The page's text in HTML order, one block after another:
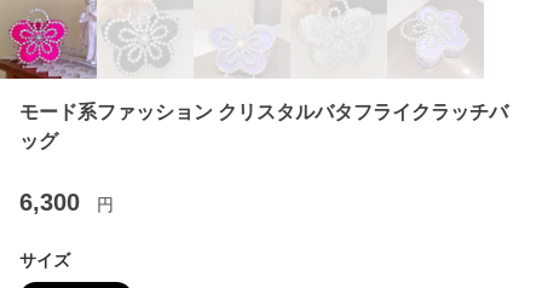
モード系ファッション クリスタルバタフライクラッチバ
ッグ
6,300 円
サイズ